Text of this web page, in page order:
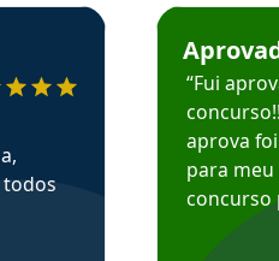
o Aprova Concursos em
Estudante
“Fui
aprova
para meu
concurso